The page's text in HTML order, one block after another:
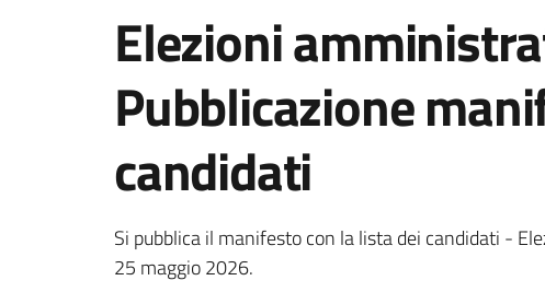
Elezioni
Pubblicazione
candidati
Dettagli della notizia
Si pubblica il manifesto con la lista dei candidati -
25 maggio 2026.